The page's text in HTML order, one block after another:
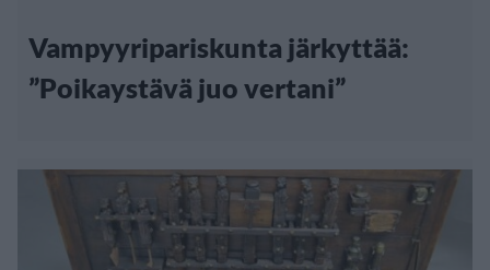
Vampyyripariskunta järkyttää:
”Poikaystävä juo vertani”